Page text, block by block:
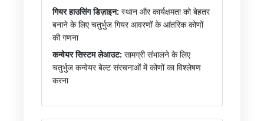
गियर हाउसिंग डिज़ाइन: स्थान और कार्यक्षमता को बेहतर
बनाने के लिए चतुर्भुज गियर आवरणों के आंतरिक कोणों
की गणना
कन्वेयर सिस्टम लेआउट: सामग्री संभालने के लिए
चतुर्भुज कन्वेयर बेल्ट संरचनाओं में कोणों का विश्लेषण
करना